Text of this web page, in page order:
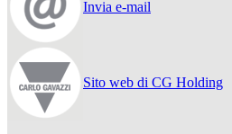
Invia e-mail
Sito web di CG Holding